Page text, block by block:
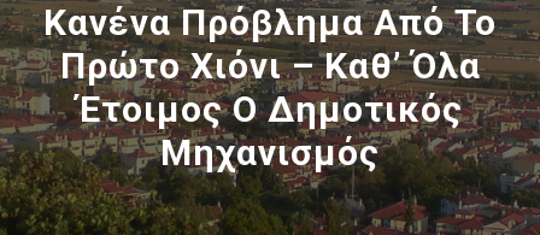
Κανένα Πρόβλημα Από Το
Πρώτο Χιόνι – Καθ’ Όλα
Έτοιμος Ο Δημοτικός
Μηχανισμός